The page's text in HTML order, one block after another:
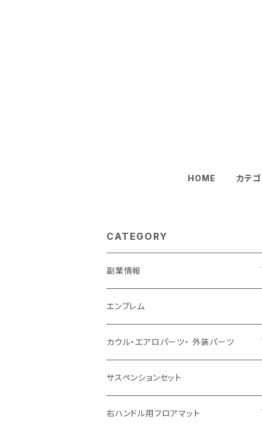
HOME カテゴ
CATEGORY
副業情報
せどり
古着系
コンテンツビジネス
エンブレム
カウル・エアロパーツ・ 外装パーツ
ホンダ
ヤマハ
サスペンションセット
右ハンドル用フロアマット